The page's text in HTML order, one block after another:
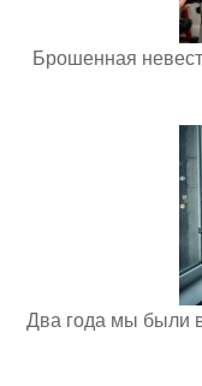
Брошенная
Два года мы были